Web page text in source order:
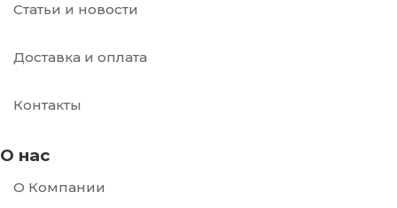
Статьи и новости
Доставка и оплата
Контакты
О нас
О Компании